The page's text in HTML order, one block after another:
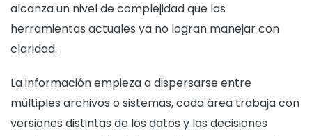
alcanza un nivel de complejidad que las
herramientas actuales ya no logran manejar con
claridad.
La información empieza a dispersarse entre
múltiples archivos o sistemas, cada área trabaja con
versiones distintas de los datos y las decisiones